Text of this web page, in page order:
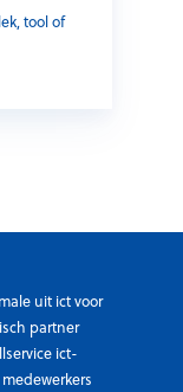
tool of
uit ict voor
partner
ict-